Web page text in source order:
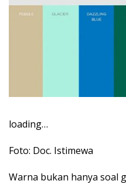
loading…
Foto: Doc. Istimewa
Warna bukan hanya soal